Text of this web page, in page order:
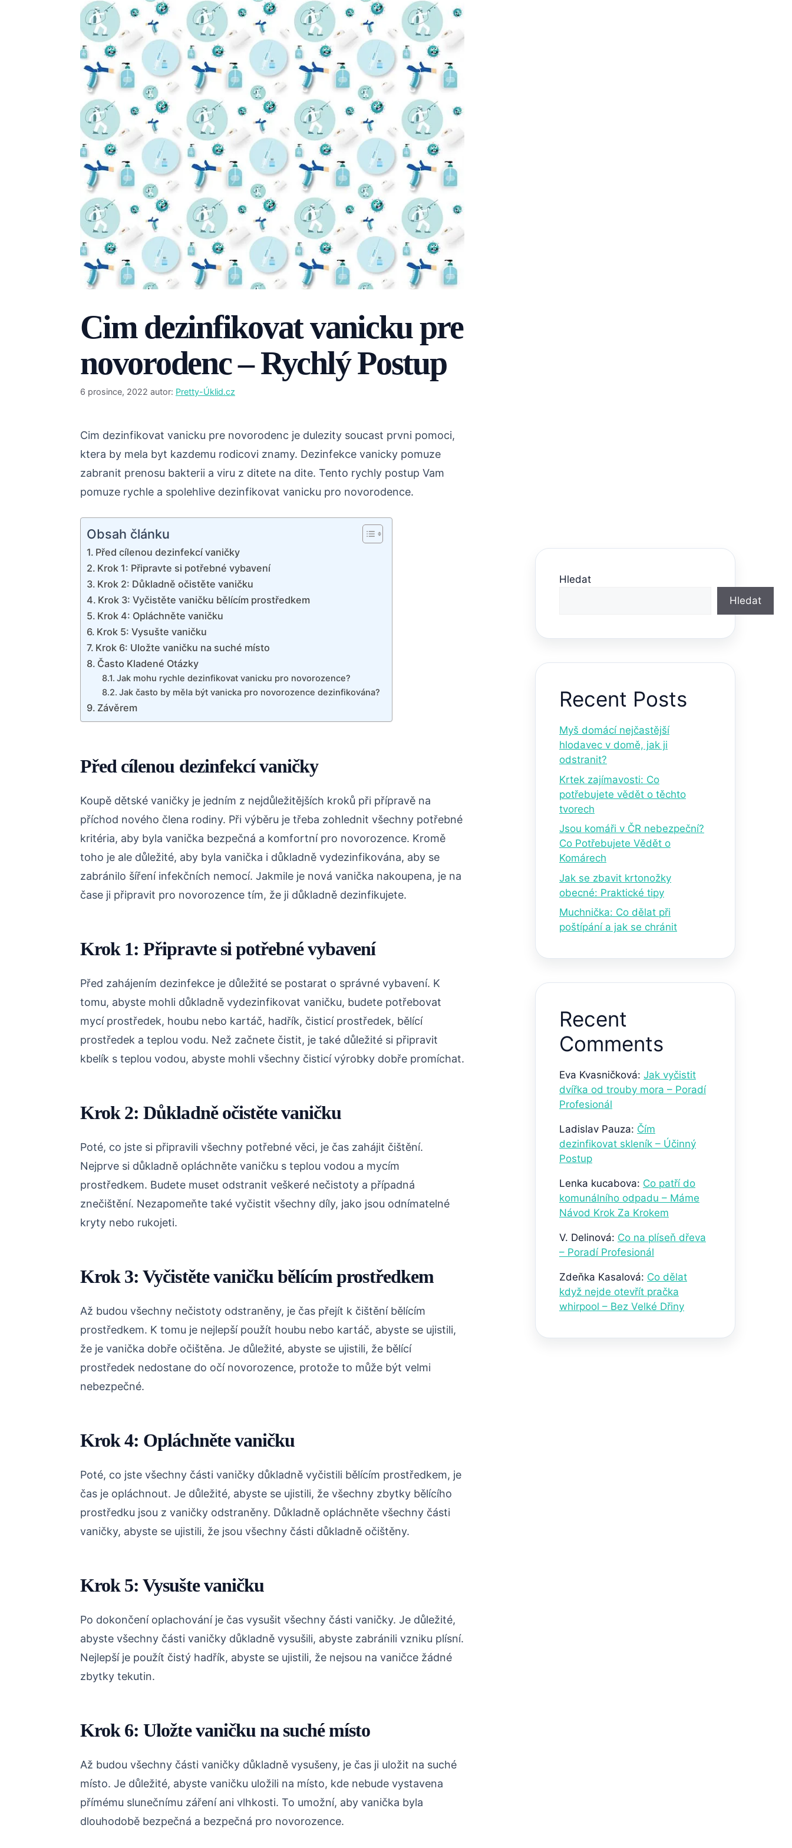
Cim dezinfikovat vanicku pre
novorodenc – Rychlý Postup
6 prosince, 2022 autor: Pretty-Úklid.cz
Cim dezinfikovat vanicku pre novorodenc je dulezity soucast prvni pomoci,
ktera by mela byt kazdemu rodicovi znamy. Dezinfekce vanicky pomuze
zabranit prenosu bakterii a viru z ditete na dite. Tento rychly postup Vam
pomuze rychle a spolehlive dezinfikovat vanicku pro novorodence.
Obsah článku
Před cílenou dezinfekcí vaničky
Krok 1: Připravte si potřebné vybavení
Krok 2: Důkladně očistěte vaničku
Krok 3: Vyčistěte vaničku bělícím prostředkem
Krok 4: Opláchněte vaničku
Krok 5: Vysušte vaničku
Krok 6: Uložte vaničku na suché místo
Často Kladené Otázky
Jak mohu rychle dezinfikovat vanicku pro novorozence?
Jak často by měla být vanicka pro novorozence dezinfikována?
Závěrem
Před cílenou dezinfekcí vaničky
Koupě dětské vaničky je jedním z nejdůležitějších kroků při přípravě na
příchod nového člena rodiny. Při výběru je třeba zohlednit všechny potřebné
kritéria, aby byla vanička bezpečná a komfortní pro novorozence. Kromě
toho je ale důležité, aby byla vanička i důkladně vydezinfikována, aby se
zabránilo šíření infekčních nemocí. Jakmile je nová vanička nakoupena, je na
čase ji připravit pro novorozence tím, že ji důkladně dezinfikujete.
Krok 1: Připravte si potřebné vybavení
Před zahájením dezinfekce je důležité se postarat o správné vybavení. K
tomu, abyste mohli důkladně vydezinfikovat vaničku, budete potřebovat
mycí prostředek, houbu nebo kartáč, hadřík, čisticí prostředek, bělící
prostředek a teplou vodu. Než začnete čistit, je také důležité si připravit
kbelík s teplou vodou, abyste mohli všechny čisticí výrobky dobře promíchat.
Krok 2: Důkladně očistěte vaničku
Poté, co jste si připravili všechny potřebné věci, je čas zahájit čištění.
Nejprve si důkladně opláchněte vaničku s teplou vodou a mycím
prostředkem. Budete muset odstranit veškeré nečistoty a případná
znečištění. Nezapomeňte také vyčistit všechny díly, jako jsou odnímatelné
kryty nebo rukojeti.
Krok 3: Vyčistěte vaničku bělícím prostředkem
Až budou všechny nečistoty odstraněny, je čas přejít k čištění bělícím
prostředkem. K tomu je nejlepší použít houbu nebo kartáč, abyste se ujistili,
že je vanička dobře očištěna. Je důležité, abyste se ujistili, že bělící
prostředek nedostane do očí novorozence, protože to může být velmi
nebezpečné.
Krok 4: Opláchněte vaničku
Poté, co jste všechny části vaničky důkladně vyčistili bělícím prostředkem, je
čas je opláchnout. Je důležité, abyste se ujistili, že všechny zbytky bělícího
prostředku jsou z vaničky odstraněny. Důkladně opláchněte všechny části
vaničky, abyste se ujistili, že jsou všechny části důkladně očištěny.
Krok 5: Vysušte vaničku
Po dokončení oplachování je čas vysušit všechny části vaničky. Je důležité,
abyste všechny části vaničky důkladně vysušili, abyste zabránili vzniku plísní.
Nejlepší je použít čistý hadřík, abyste se ujistili, že nejsou na vaničce žádné
zbytky tekutin.
Krok 6: Uložte vaničku na suché místo
Až budou všechny části vaničky důkladně vysušeny, je čas ji uložit na suché
místo. Je důležité, abyste vaničku uložili na místo, kde nebude vystavena
přímému slunečnímu záření ani vlhkosti. To umožní, aby vanička byla
dlouhodobě bezpečná a bezpečná pro novorozence.
Hledat
Hledat
Recent Posts
Myš domácí nejčastější
hlodavec v domě, jak ji
odstranit?
Krtek zajímavosti: Co
potřebujete vědět o těchto
tvorech
Jsou komáři v ČR nebezpeční?
Co Potřebujete Vědět o
Komárech
Jak se zbavit krtonožky
obecné: Praktické tipy
Muchnička: Co dělat při
poštípání a jak se chránit
Recent
Comments
Eva Kvasničková: Jak vyčistit
dvířka od trouby mora – Poradí
Profesionál
Ladislav Pauza: Čím
dezinfikovat skleník – Účinný
Postup
Lenka kucabova: Co patří do
komunálního odpadu – Máme
Návod Krok Za Krokem
V. Delinová: Co na plíseň dřeva
– Poradí Profesionál
Zdeňka Kasalová: Co dělat
když nejde otevřít pračka
whirpool – Bez Velké Dřiny